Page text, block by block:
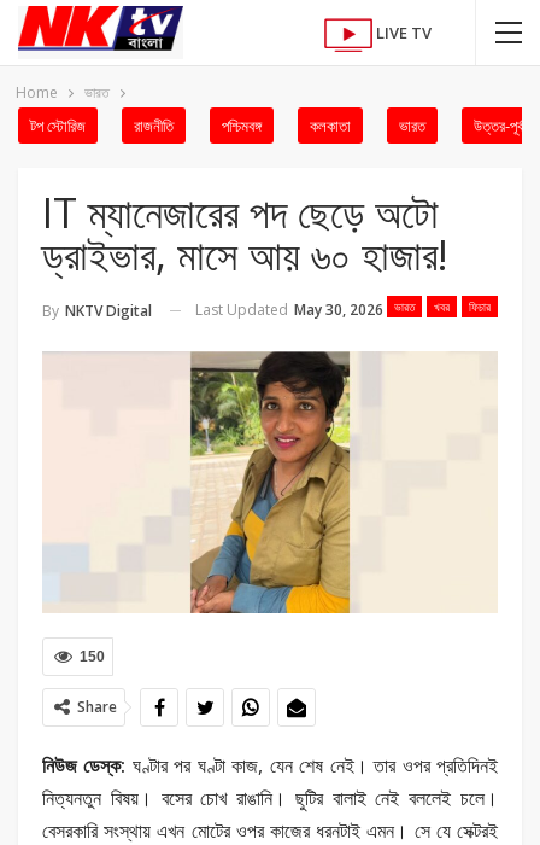
LIVE TV
Home ভারত
টপ স্টোরিজ রাজনীতি পশ্চিমবঙ্গ কলকাতা ভারত উত্তর-পূর্ব
IT ম্যানেজারের পদ ছেড়ে অটো
ড্রাইভার, মাসে আয় ৬০ হাজার!
ভারত খবর ফিচার
By NKTV Digital Last Updated May 30, 2026
150
Share
নিউজ ডেস্ক: ঘণ্টার পর ঘণ্টা কাজ, যেন শেষ নেই। তার ওপর প্রতিদিনই
নিত্যনতুন বিষয়। বসের চোখ রাঙানি। ছুটির বালাই নেই বললেই চলে।
বেসরকারি সংস্থায় এখন মোটের ওপর কাজের ধরনটাই এমন। সে যে সেক্টরই